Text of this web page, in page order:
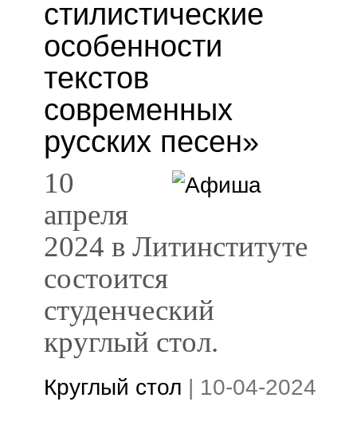
стилистические
особенности
текстов
современных
русских песен»
10
апреля
2024 в Литинституте
состоится
студенческий
круглый стол.
Круглый стол | 10-04-2024